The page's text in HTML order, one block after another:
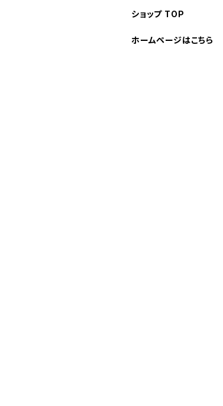
ショップ TOP
ホームページはこちら